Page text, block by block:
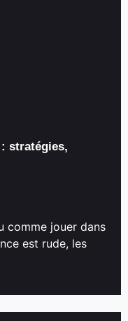
stratégies,
comme jouer dans
est rude, les